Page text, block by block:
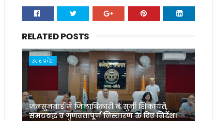
RELATED POSTS
उत्तर प्रदेश
जनसुनवाई में जिलाधिकारी ने सुनीं शिकायतें,
समयबद्ध व गुणवत्तापूर्ण निस्तारण के दिए निर्देश।